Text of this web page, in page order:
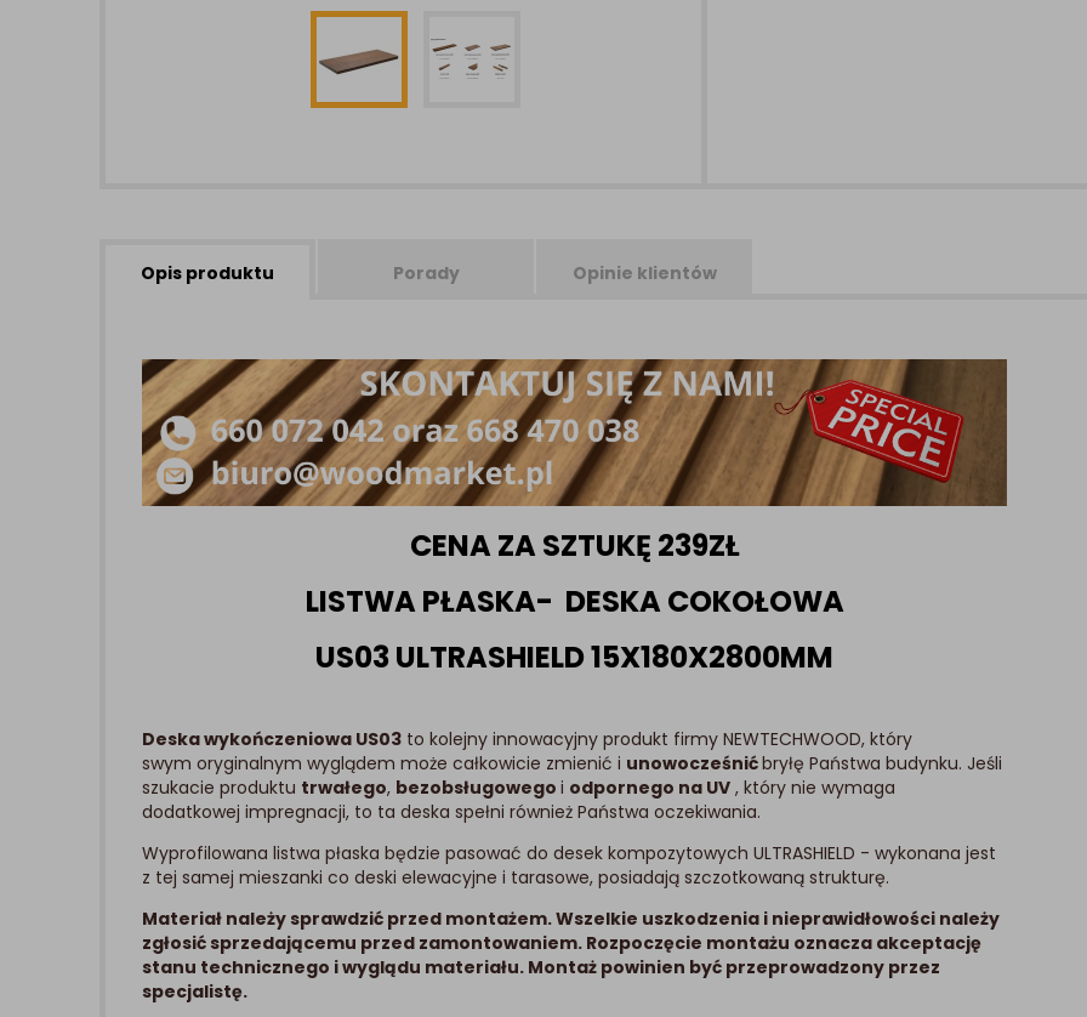
Opis produktu Porady Opinie klientów
CENA ZA SZTUKĘ 239ZŁ
LISTWA PŁASKA- DESKA COKOŁOWA
US03 ULTRASHIELD 15X180X2800MM
Deska wykończeniowa US03 to kolejny innowacyjny produkt firmy NEWTECHWOOD, który
swym oryginalnym wyglądem może całkowicie zmienić i unowocześnićbryłę Państwa budynku. Jeśli
szukacie produktu trwałego, bezobsługowego i odpornego na UV , który nie wymaga
dodatkowej impregnacji, to ta deska spełni również Państwa oczekiwania.
Wyprofilowana listwa płaska będzie pasować do desek kompozytowych ULTRASHIELD - wykonana jest
z tej samej mieszanki co deski elewacyjne i tarasowe, posiadają szczotkowaną strukturę.
Materiał należy sprawdzić przed montażem. Wszelkie uszkodzenia i nieprawidłowości należy
zgłosić sprzedającemu przed zamontowaniem. Rozpoczęcie montażu oznacza akceptację
stanu technicznego i wyglądu materiału. Montaż powinien być przeprowadzony przez
specjalistę.